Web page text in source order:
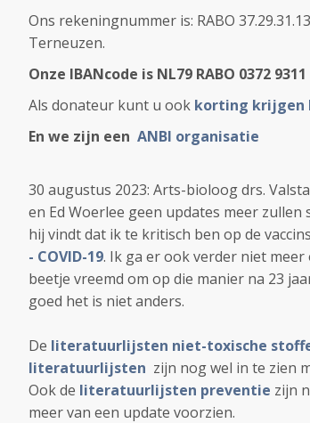
Ons rekeningnummer is: RABO
Terneuzen.
Onze IBANcode is NL79 RABO 0372 9311
Als donateur kunt u ook korting krijgen
En we zijn een ANBI organisatie
30 augustus 2023: Arts-bioloog drs.
en Ed Woerlee geen updates meer
hij vindt dat ik te kritisch ben op de
- COVID-19. Ik ga er ook verder niet
beetje vreemd om op die manier na 23
goed het is niet anders.
De literatuurlijsten niet-toxische
literatuurlijsten zijn nog wel in te zien
Ook de literatuurlijsten preventie zijn
meer van een update voorzien.